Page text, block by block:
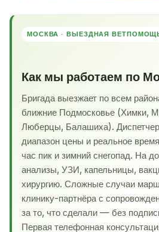
МОСКВА · ВЫЕЗДНАЯ
Как мы работаем по
Бригада выезжает по всем
ближние Подмосковье (Химки,
Люберцы, Балашиха). Диспетчер
диапазон цены и реальное
час пик и зимний снегопад. На
анализы, УЗИ, капельницы,
хирургию. Сложные случаи
клинику-партнёра с
за то, что сделали — без
Первая телефонная